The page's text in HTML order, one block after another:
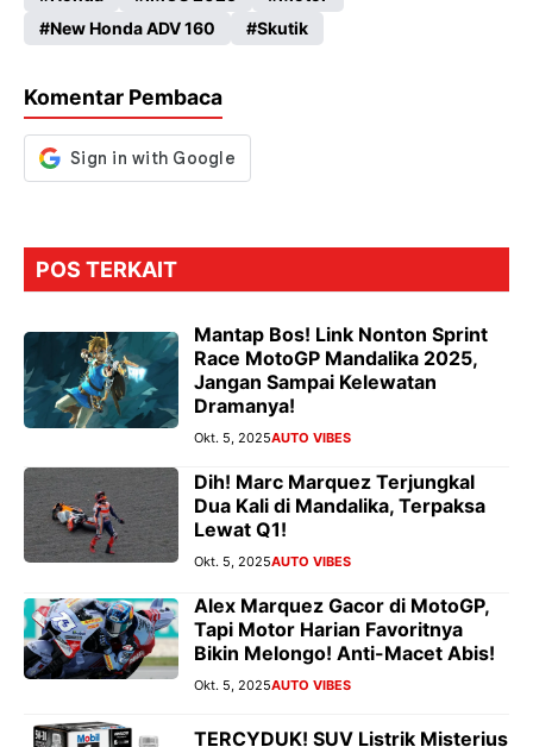
o
k
A
p
a
n
er
New Honda ADV 160
Skutik
Komentar Pembaca
POS TERKAIT
Mantap Bos! Link Nonton Sprint
Race MotoGP Mandalika 2025,
Jangan Sampai Kelewatan
Dramanya!
Okt. 5, 2025AUTO VIBES
Dih! Marc Marquez Terjungkal
Dua Kali di Mandalika, Terpaksa
Lewat Q1!
Okt. 5, 2025AUTO VIBES
Alex Marquez Gacor di MotoGP,
Tapi Motor Harian Favoritnya
Bikin Melongo! Anti-Macet Abis!
Okt. 5, 2025AUTO VIBES
TERCYDUK! SUV Listrik Misterius